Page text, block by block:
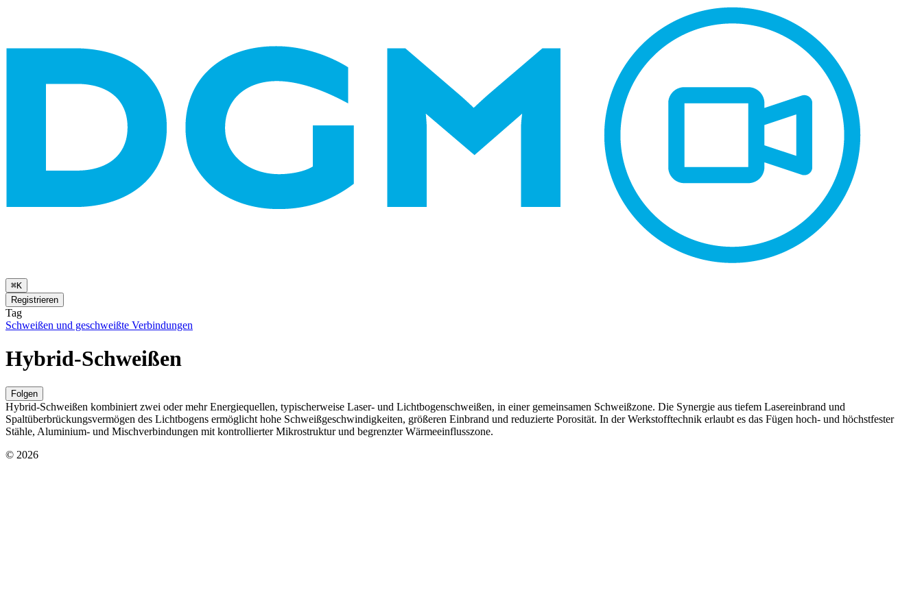
⌘K
Registrieren
Tag
Schweißen und geschweißte Verbindungen
Hybrid-Schweißen
Folgen
Hybrid-Schweißen kombiniert zwei oder mehr Energiequellen, typischerweise Laser- und Lichtbogenschweißen, in einer gemeinsamen Schweißzone. Die Synergie aus tiefem Lasereinbrand und
Spaltüberbrückungsvermögen des Lichtbogens ermöglicht hohe Schweißgeschwindigkeiten, größeren Einbrand und reduzierte Porosität. In der Werkstofftechnik erlaubt es das Fügen hoch- und höchstfester
Stähle, Aluminium- und Mischverbindungen mit kontrollierter Mikrostruktur und begrenzter Wärmeeinflusszone.
© 2026